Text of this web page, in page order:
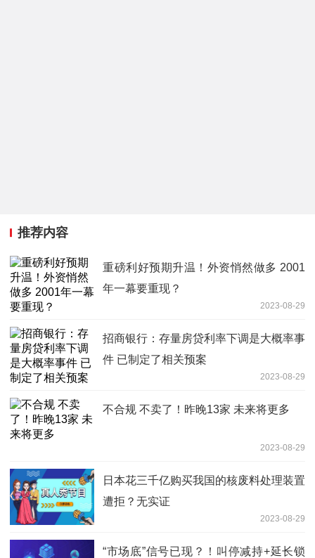
推荐内容
重磅利好预期升温！外资悄然做多 2001
年一幕要重现？
2023-08-29
招商银行：存量房贷利率下调是大概率事
件 已制定了相关预案
2023-08-29
不合规 不卖了！昨晚13家 未来将更多
2023-08-29
日本花三千亿购买我国的核废料处理装置
遭拒？无实证
2023-08-29
“市场底”信号已现？！叫停减持+延长锁